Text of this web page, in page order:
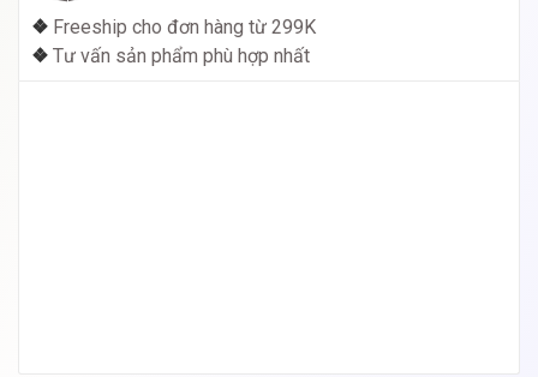
❖ Freeship cho đơn hàng từ 299K
❖ Tư vấn sản phẩm phù hợp nhất